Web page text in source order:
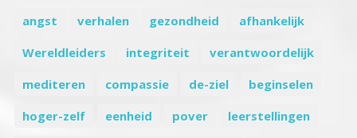
angst
verhalen gezondheid
afhankelijk
Wereldleiders
integriteit
verantwoordelijk
mediteren
compassie de-ziel
beginselen
hoger-zelf
eenheid pover
leerstellingen